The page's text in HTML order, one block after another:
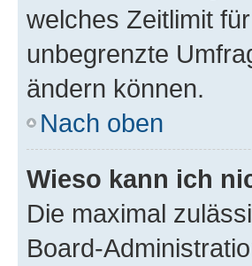
welches Zeitlimit
unbegrenzte
ändern können.
Nach oben
Wieso kann ich
Die maximal
Board-